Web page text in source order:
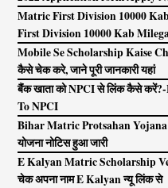
Matric First Division 10000
First Division 10000 Kab Milega-
Mobile Se Scholarship Kaise
कैसे चेक करे, जाने पूरी जानकारी यहां
बैंक खाता को NPCI से लिंक कैसे
To NPCI
Bihar Matric Protsahan Yojana
योजना नोटिस हुआ जारी
E Kalyan Matric Scholarship
चेक अपना नाम E Kalyan न्यू लिंक से